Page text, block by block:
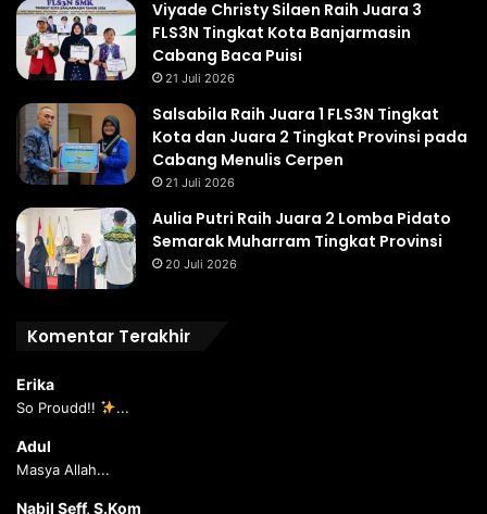
Viyade Christy Silaen Raih Juara 3
FLS3N Tingkat Kota Banjarmasin
Cabang Baca Puisi
21 Juli 2026
Salsabila Raih Juara 1 FLS3N Tingkat
Kota dan Juara 2 Tingkat Provinsi pada
Cabang Menulis Cerpen
21 Juli 2026
Aulia Putri Raih Juara 2 Lomba Pidato
Semarak Muharram Tingkat Provinsi
20 Juli 2026
Komentar Terakhir
Erika
So Proudd!! ...
Adul
Masya Allah...
Nabil Seff, S.Kom